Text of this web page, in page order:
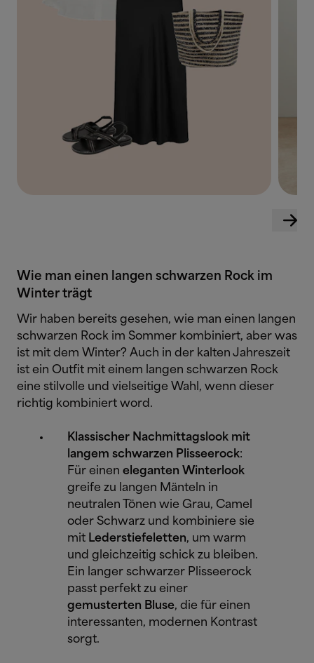
Wie man einen langen schwarzen Rock im
Winter trägt
Wir haben bereits gesehen, wie man einen langen
schwarzen Rock im Sommer kombiniert, aber was
ist mit dem Winter? Auch in der kalten Jahreszeit
ist ein Outfit mit einem langen schwarzen Rock
eine stilvolle und vielseitige Wahl, wenn dieser
richtig kombiniert word.
Klassischer Nachmittagslook mit
langem schwarzen Plisseerock:
Für einen eleganten Winterlook
greife zu langen Mänteln in
neutralen Tönen wie Grau, Camel
oder Schwarz und kombiniere sie
mit Lederstiefeletten, um warm
und gleichzeitig schick zu bleiben.
Ein langer schwarzer Plisseerock
passt perfekt zu einer
gemusterten Bluse, die für einen
interessanten, modernen Kontrast
sorgt.